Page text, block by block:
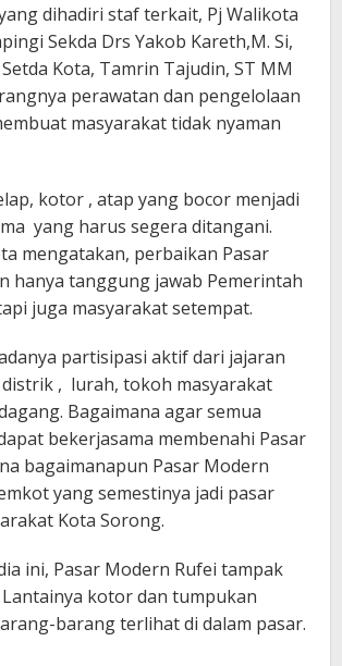
dihadiri staf terkait, Pj Walikota
Sekda Drs Yakob Kareth,M. Si,
Kota, Tamrin Tajudin, ST MM
perawatan dan pengelolaan
masyarakat tidak nyaman
kotor , atap yang bocor menjadi
yang harus segera ditangani.
mengatakan, perbaikan Pasar
hanya tanggung jawab Pemerintah
juga masyarakat setempat.
partisipasi aktif dari jajaran
distrik , lurah, tokoh masyarakat
Bagaimana agar semua
bekerjasama membenahi Pasar
bagaimanapun Pasar Modern
yang semestinya jadi pasar
Kota Sorong.
ini, Pasar Modern Rufei tampak
kotor dan tumpukan
barang terlihat di dalam pasar.